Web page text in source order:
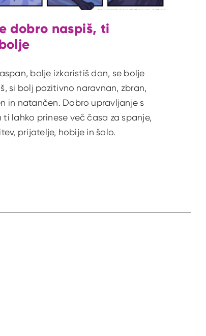
dobro naspiš, ti
bolje izkoristiš dan, se bolje
si bolj pozitivno naravnan, zbran,
in natančen. Dobro upravljanje s
ti lahko prinese več časa za spanje,
prijatelje, hobije in šolo.